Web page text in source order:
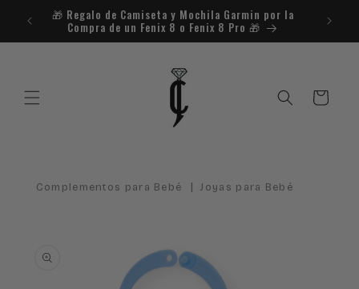
directamente
al contenido
🎁​ Regalo de Camiseta y Mochila Garmin por la
Compra de un Fenix 8 o Fenix 8 Pro 🎁​
Carrito
Complementos para Bebé | Joyas para Bebé
información